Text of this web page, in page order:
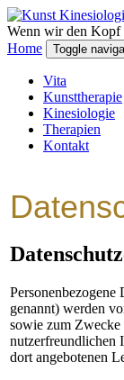
Wenn wir den Kopf
Home
Toggle
Vita
Kunsttherapie
Kinesiologie
Therapien
Kontakt
Personenbezogene
genannt) werden
sowie zum Zwecke
nutzerfreundlichen
dort angebotenen